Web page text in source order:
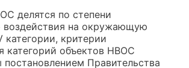
делятся по степени
воздействия на окружающую
категории, критерии
категорий объектов НВОС
Правительства